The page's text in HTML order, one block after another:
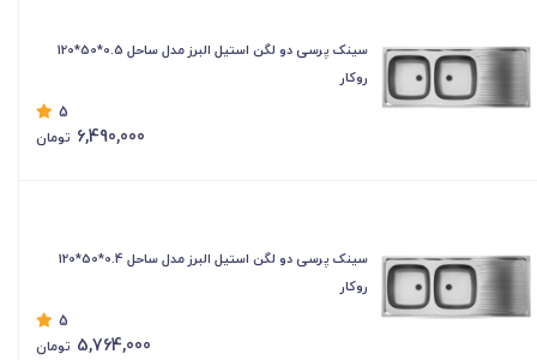
سینک پرسی دو لگن استیل البرز مدل ساحل 0.5*50*120
روکار
5
6,490,000 تومان
سینک پرسی دو لگن استیل البرز مدل ساحل 0.4*50*120
روکار
5
5,764,000 تومان